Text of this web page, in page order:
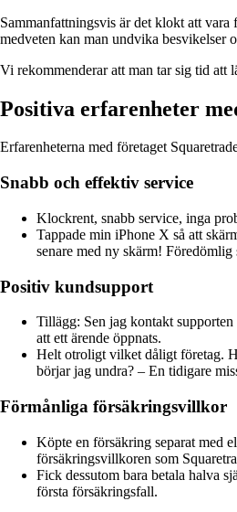
Sammanfattningsvis är det klokt att
medveten kan man undvika besvikelser
Vi rekommenderar att man tar sig tid att
Positiva erfarenheter
Erfarenheterna med företaget
Snabb och effektiv service
Klockrent, snabb service, inga
Tappade min iPhone X så att
senare med ny skärm!
Positiv kundsupport
Tillägg: Sen jag kontakt
att ett ärende öppnats.
Helt otroligt vilket dåligt företag.
börjar jag undra? – En tidigare
Förmånliga försäkringsvillkor
Köpte en försäkring separat med
försäkringsvillkoren som
Fick dessutom bara betala halva
första försäkringsfall.